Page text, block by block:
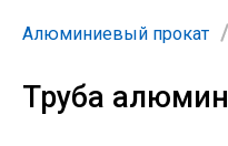
Арматура
Труба
Алюминиевый прокат
Труба